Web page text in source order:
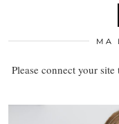
MA
Please connect your